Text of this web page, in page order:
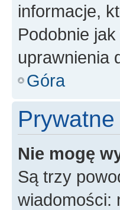
informacje,
Podobnie
uprawnienia
Góra
Nie mogę
Są trzy
wiadomości: